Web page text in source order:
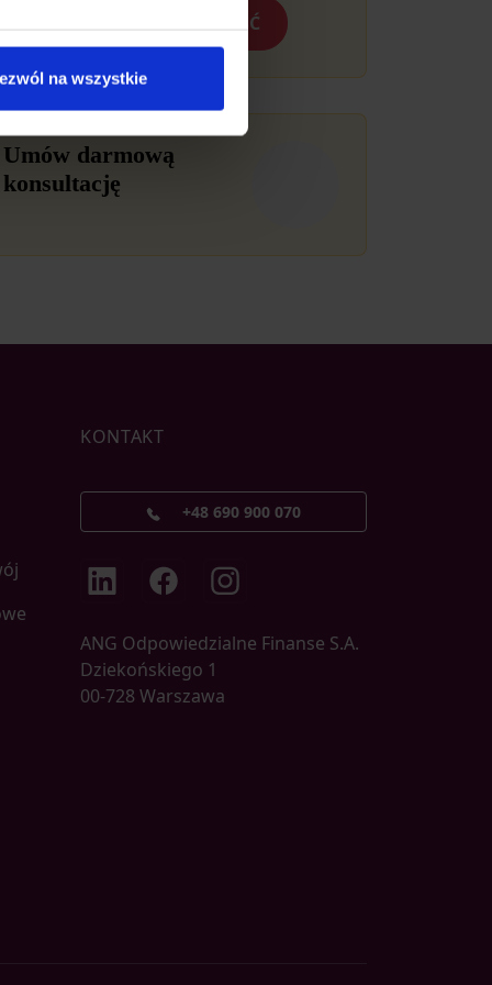
lub „Ustawienia
na wszystkie
WYŚLIJ WIADOMOŚĆ
Umów darmową
konsultację
KONTAKT
+48 690 900 070
LinkedIn FacebookInstagram
ANG Odpowiedzialne Finanse S.A.
Dziekońskiego 1
00-728 Warszawa